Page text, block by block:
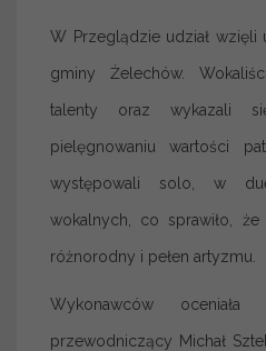
W Przeglądzie udział wzięli
gminy Żelechów.
talenty oraz wykazali
pielęgnowaniu wartości
występowali solo, w
wokalnych, co sprawiło,
różnorodny i pełen artyzmu.
Wykonawców
przewodniczący Michał